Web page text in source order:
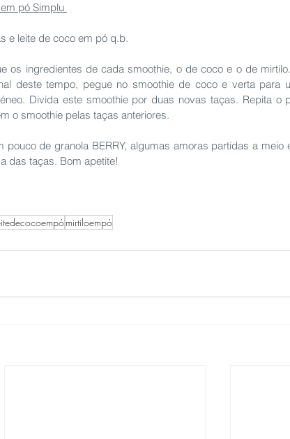
pó Simplu
e leite de coco em pó q.b.
os ingredientes de cada smoothie, o de coco e o de
deste tempo, pegue no smoothie de coco e verta para
Divida este smoothie por duas novas taças. Repita o
o smoothie pelas taças anteriores.
pouco de granola BERRY, algumas amoras partidas a meio
das taças. Bom apetite!
mirtiloempó